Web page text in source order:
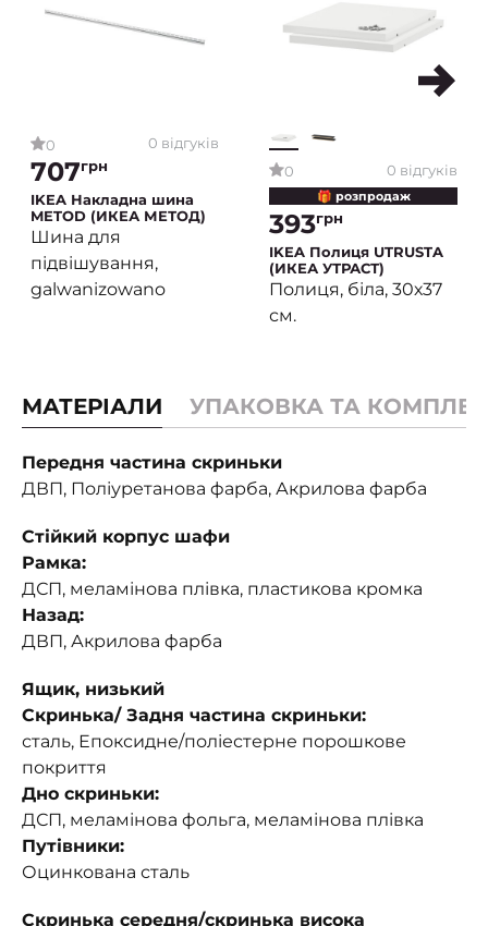
0 0 відгуків
707грн
IKEA Накладна шина
METOD (ИКЕА МЕТОД)
Шина для
підвішування,
galwanizowano
0 0 відгуків
🎁 розпродаж
393грн
IKEA Полиця UTRUSTA
(ИКЕА УТРАСТ)
Полиця, біла, 30х37
см.
МАТЕРІАЛИ УПАКОВКА ТА
Передня частина скриньки
ДВП, Поліуретанова фарба, Акрилова фарба
Стійкий корпус шафи
Рамка:
ДСП, меламінова плівка, пластикова кромка
Назад:
ДВП, Акрилова фарба
Ящик, низький
Скринька/ Задня частина скриньки:
сталь, Епоксидне/поліестерне порошкове
покриття
Дно скриньки:
ДСП, меламінова фольга, меламінова плівка
Путівники:
Оцинкована сталь
Скринька середня/скринька висока